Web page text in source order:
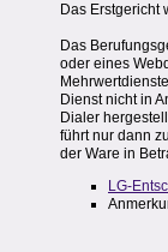
Das Erstgericht
Das
oder eines
Dienst nicht in
Dialer
führt nur dann
der Ware in
LG-